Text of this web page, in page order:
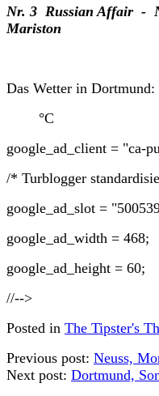
Nr. 3 Russian Affair -
Mariston
Das Wetter in Dortmund:
°C
google_ad_client = "ca-
/* Turblogger
google_ad_slot =
google_ad_width = 468;
google_ad_height = 60;
//-->
Posted in The Tipster's
Previous post: Neuss,
Next post: Dortmund,